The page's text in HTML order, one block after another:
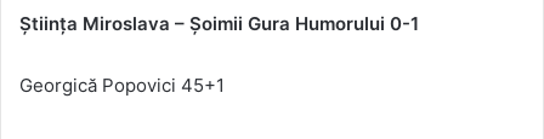
Ştiinţa Miroslava – Şoimii Gura Humorului 0-1
Georgică Popovici 45+1